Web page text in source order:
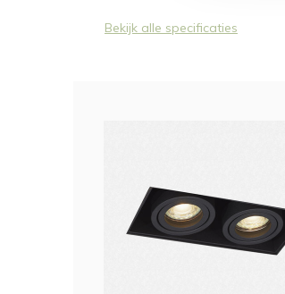
Bekijk alle specificaties